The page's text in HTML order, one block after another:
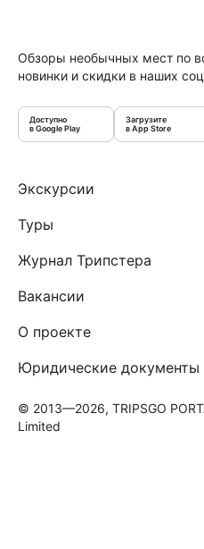
Обзоры необычных мест по
новинки и скидки в наших
Доступно
в Google Play
Загрузите
в App Store
Экскурсии
Туры
Журнал Трипстера
Вакансии
О проекте
Юридические документы
© 2013—2026, TRIPSGO
Limited